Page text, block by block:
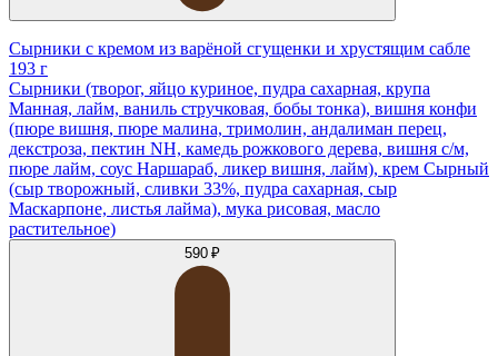
Сырники с кремом из варёной сгущенки и хрустящим сабле
193 г
Сырники (творог, яйцо куриное, пудра сахарная, крупа
Манная, лайм, ваниль стручковая, бобы тонка), вишня конфи
(пюре вишня, пюре малина, тримолин, андалиман перец,
декстроза, пектин NH, камедь рожкового дерева, вишня с/м,
пюре лайм, соус Наршараб, ликер вишня, лайм), крем Сырный
(сыр творожный, сливки 33%, пудра сахарная, сыр
Маскарпоне, листья лайма), мука рисовая, масло
растительное)
590 ₽